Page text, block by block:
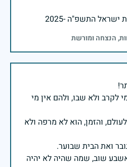
ישראל התשפ"ה -2025
הנצחה ומורשת
לקרב ולא שבו, ולהם אין מי
והזמן, הוא לא מרפה ולא
שוב, שמה שהיה לא יהיה